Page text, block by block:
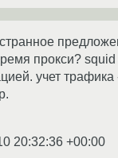
прокси? squid
учет
20:32:36 +00:00